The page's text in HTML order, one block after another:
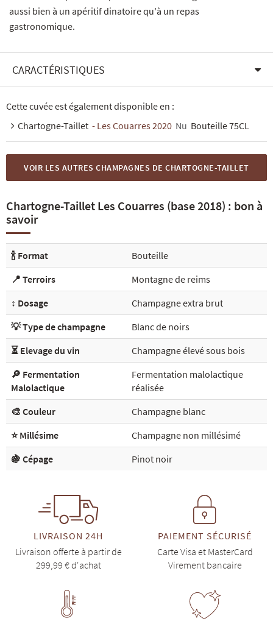
aussi bien à un apéritif dinatoire qu'à un repas
gastronomique.
CARACTÉRISTIQUES
Cette cuvée est également disponible en :
Chartogne-Taillet - Les Couarres 2020 Nu Bouteille 75CL
VOIR LES AUTRES CHAMPAGNES DE CHARTOGNE-TAILLET
Chartogne-Taillet Les Couarres (base 2018) : bon à
savoir
🍾 Format
Bouteille
📍 Terroirs
Montagne de reims
↕️ Dosage
Champagne extra brut
💡 Type de champagne
Blanc de noirs
⏳ Elevage du vin
Champagne élevé sous bois
🔎 Fermentation
Malolactique
Fermentation malolactique
réalisée
🎨 Couleur
Champagne blanc
⭐ Millésime
Champagne non millésimé
🍇 Cépage
Pinot noir
LIVRAISON 24H
Livraison offerte à partir de
299,99 € d'achat
PAIEMENT SÉCURISÉ
Carte Visa et MasterCard
Virement bancaire